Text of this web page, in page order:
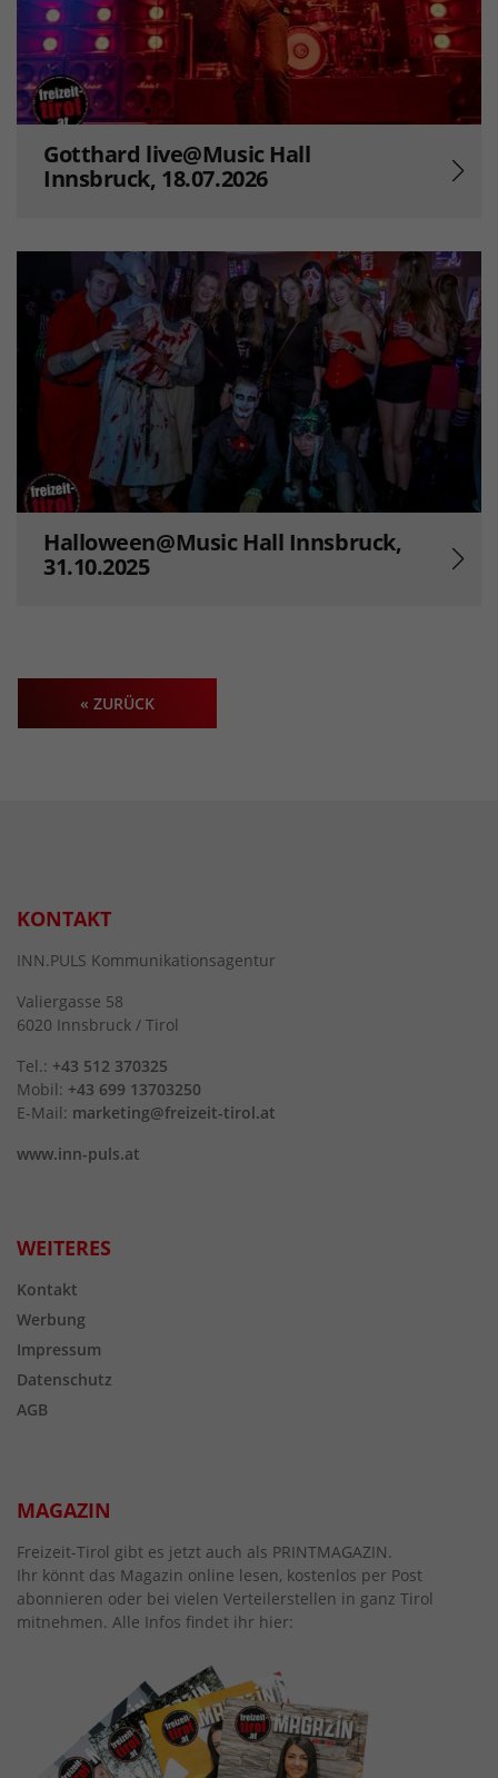
Gotthard live@Music Hall
Innsbruck, 18.07.2026
Halloween@Music Hall Innsbruck,
31.10.2025
« ZURÜCK
KONTAKT
INN.PULS Kommunikationsagentur
Valiergasse 58
6020 Innsbruck / Tirol
Tel.: +43 512 370325
Mobil: +43 699 13703250
E-Mail: marketing@freizeit-tirol.at
www.inn-puls.at
WEITERES
Kontakt
Werbung
Impressum
Datenschutz
AGB
MAGAZIN
Freizeit-Tirol gibt es jetzt auch als PRINTMAGAZIN.
Ihr könnt das Magazin online lesen, kostenlos per Post
abonnieren oder bei vielen Verteilerstellen in ganz Tirol
mitnehmen. Alle Infos findet ihr hier: